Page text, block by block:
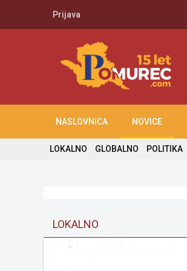
Prijava
NASLOVNICA NOVICE
LOKALNO GLOBALNO POLITIKA
LOKALNO